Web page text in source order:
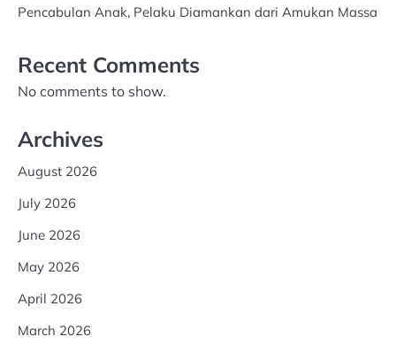
Pencabulan Anak, Pelaku Diamankan dari Amukan Massa
Recent Comments
No comments to show.
Archives
August 2026
July 2026
June 2026
May 2026
April 2026
March 2026